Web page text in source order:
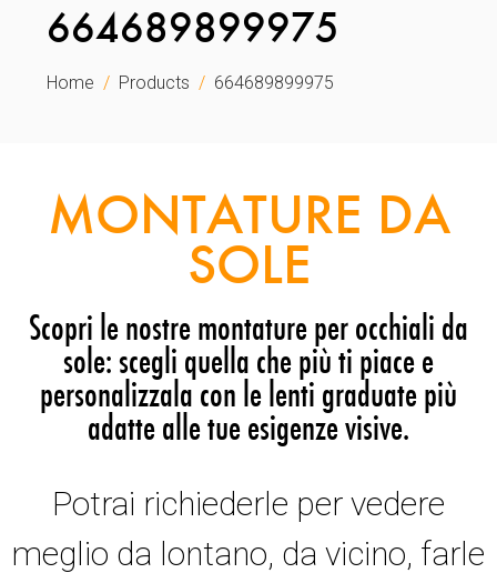
664689899975
Home Products 664689899975
MONTATURE DA
SOLE
Scopri le nostre montature per occhiali da
sole: scegli quella che più ti piace e
personalizzala con le lenti graduate più
adatte alle tue esigenze visive.
Potrai richiederle per vedere
meglio da lontano, da vicino, farle